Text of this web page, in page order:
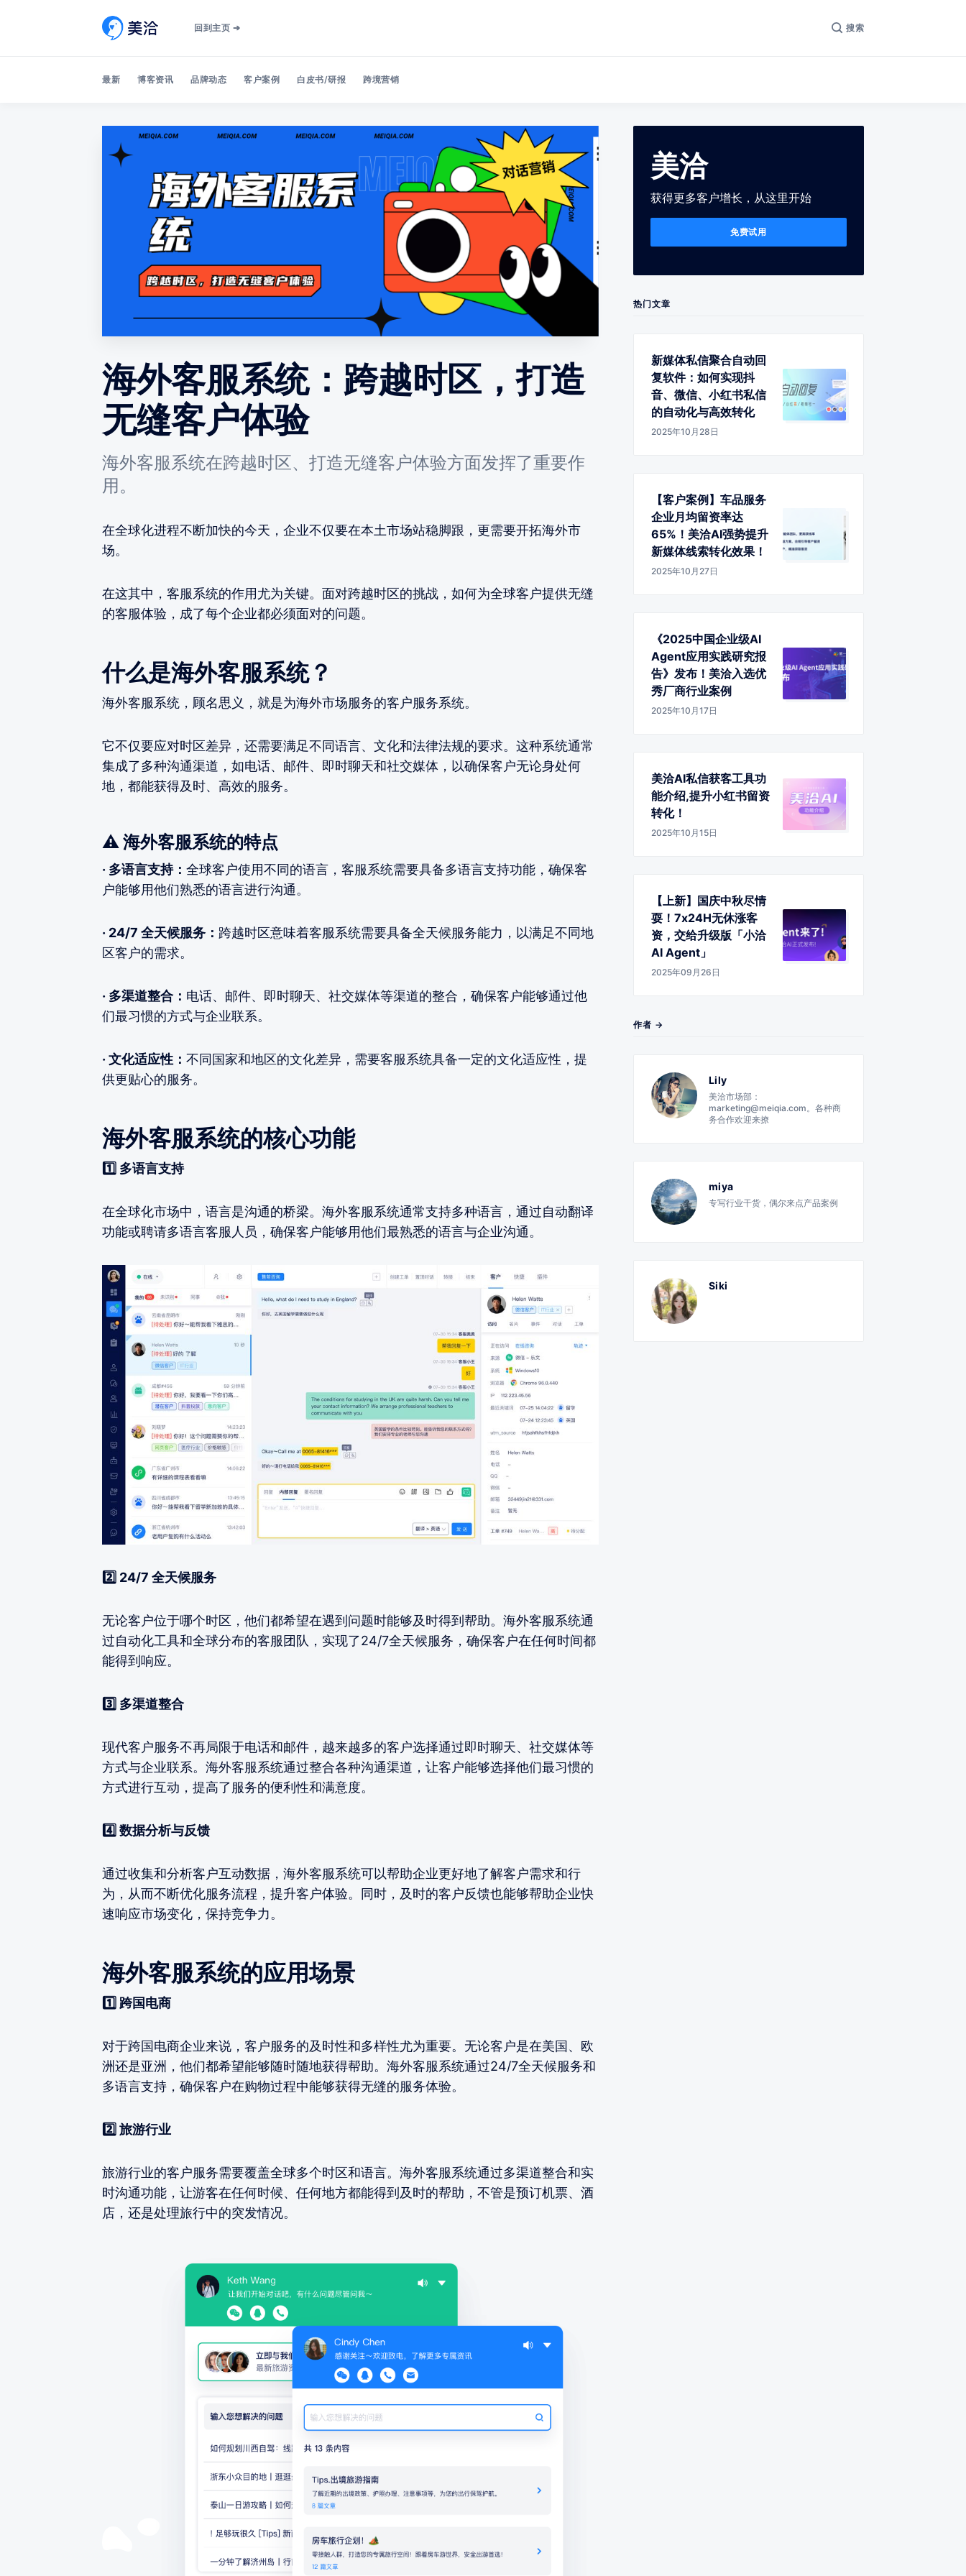
回到主页 ➔ 搜索
Search 美洽博客
最新 博客资讯 品牌动态 客户案例 白皮书/研报 跨境营销
海外客服系统：跨越时区，打造
无缝客户体验
海外客服系统在跨越时区、打造无缝客户体验方面发挥了重要作
用。
在全球化进程不断加快的今天，企业不仅要在本土市场站稳脚跟，更需要开拓海外市
场。
在这其中，客服系统的作用尤为关键。面对跨越时区的挑战，如何为全球客户提供无缝
的客服体验，成了每个企业都必须面对的问题。
什么是海外客服系统？
海外客服系统，顾名思义，就是为海外市场服务的客户服务系统。
它不仅要应对时区差异，还需要满足不同语言、文化和法律法规的要求。这种系统通常
集成了多种沟通渠道，如电话、邮件、即时聊天和社交媒体，以确保客户无论身处何
地，都能获得及时、高效的服务。
⚠️ 海外客服系统的特点
· 多语言支持： 全球客户使用不同的语言，客服系统需要具备多语言支持功能，确保客
户能够用他们熟悉的语言进行沟通。
· 24/7 全天候服务： 跨越时区意味着客服系统需要具备全天候服务能力，以满足不同地
区客户的需求。
· 多渠道整合： 电话、邮件、即时聊天、社交媒体等渠道的整合，确保客户能够通过他
们最习惯的方式与企业联系。
· 文化适应性： 不同国家和地区的文化差异，需要客服系统具备一定的文化适应性，提
供更贴心的服务。
海外客服系统的核心功能
1️⃣ 多语言支持
在全球化市场中，语言是沟通的桥梁。海外客服系统通常支持多种语言，通过自动翻译
功能或聘请多语言客服人员，确保客户能够用他们最熟悉的语言与企业沟通。
2️⃣ 24/7 全天候服务
无论客户位于哪个时区，他们都希望在遇到问题时能够及时得到帮助。海外客服系统通
过自动化工具和全球分布的客服团队，实现了24/7全天候服务，确保客户在任何时间都
能得到响应。
3️⃣ 多渠道整合
现代客户服务不再局限于电话和邮件，越来越多的客户选择通过即时聊天、社交媒体等
方式与企业联系。海外客服系统通过整合各种沟通渠道，让客户能够选择他们最习惯的
方式进行互动，提高了服务的便利性和满意度。
4️⃣ 数据分析与反馈
通过收集和分析客户互动数据，海外客服系统可以帮助企业更好地了解客户需求和行
为，从而不断优化服务流程，提升客户体验。同时，及时的客户反馈也能够帮助企业快
速响应市场变化，保持竞争力。
海外客服系统的应用场景
1️⃣ 跨国电商
对于跨国电商企业来说，客户服务的及时性和多样性尤为重要。无论客户是在美国、欧
洲还是亚洲，他们都希望能够随时随地获得帮助。海外客服系统通过24/7全天候服务和
多语言支持，确保客户在购物过程中能够获得无缝的服务体验。
2️⃣ 旅游行业
旅游行业的客户服务需要覆盖全球多个时区和语言。海外客服系统通过多渠道整合和实
时沟通功能，让游客在任何时候、任何地方都能得到及时的帮助，不管是预订机票、酒
店，还是处理旅行中的突发情况。
美洽
获得更多客户增长，从这里开始
免费试用
热门文章
新媒体私信聚合自动回
复软件：如何实现抖
音、微信、小红书私信
的自动化与高效转化
2025年10月28日
【客户案例】车品服务
企业月均留资率达
65%！美洽AI强势提升
新媒体线索转化效果！
2025年10月27日
《2025中国企业级AI
Agent应用实践研究报
告》发布！美洽入选优
秀厂商行业案例
2025年10月17日
美洽AI私信获客工具功
能介绍,提升小红书留资
转化！
2025年10月15日
【上新】国庆中秋尽情
耍！7x24H无休涨客
资，交给升级版「小洽
AI Agent」
2025年09月26日
作者 →
Lily
美洽市场部：
marketing@meiqia.com。各种商
务合作欢迎来撩
miya
专写行业干货，偶尔来点产品案例
Siki